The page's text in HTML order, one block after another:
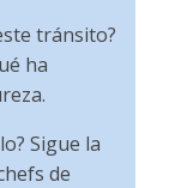
tránsito?
ha
Sigue la
de